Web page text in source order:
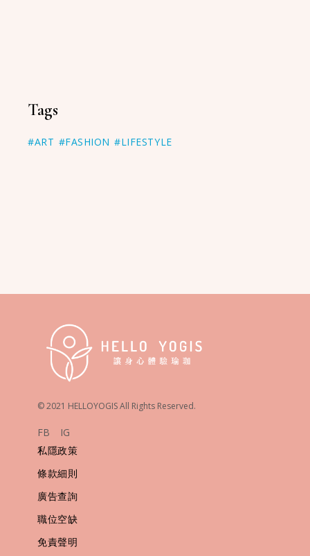
Tags
#ART #FASHION #LIFESTYLE
© 2021 HELLOYOGIS All Rights Reserved.
FB
IG
私隱政策
條款細則
廣告查詢
職位空缺
免責聲明